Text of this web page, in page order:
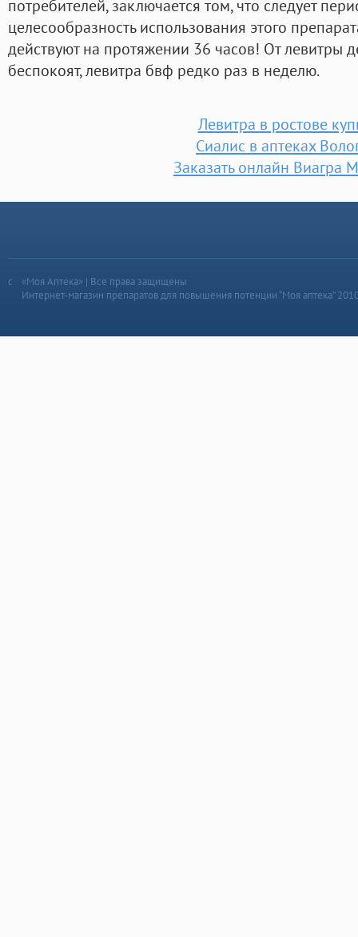
потребителей, заключается том, что следует
целесообразность использования этого
действуют на протяжении 36 часов! От левитры
беспокоят, левитра бвф редко раз в неделю.
Левитра в ростове
Сиалис в аптеках
Заказать онлайн Виагра
«Моя Аптека» | Все права защищены
Интернет-магазин препаратов для повышения потенции “Моя аптека”